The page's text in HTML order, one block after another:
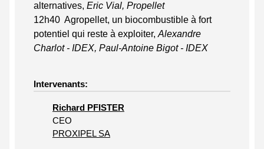
alternatives, Eric Vial, Propellet
12h40 Agropellet, un biocombustible à fort
potentiel qui reste à exploiter, Alexandre
Charlot - IDEX, Paul-Antoine Bigot - IDEX
Intervenants:
Richard PFISTER
CEO
PROXIPEL SA